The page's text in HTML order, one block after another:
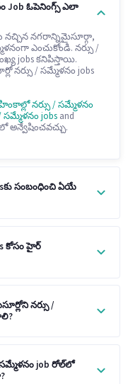
Job ఓపెనింగ్స్ ఎలా
నచ్చిన నగరాన్నిమైసూర్గా,
ఎంచుకోండి. నర్సు /
jobs కనిపిస్తాయి.
నర్సు / సమ్మేళనం jobs
నర్సు / సమ్మేళనం
సమ్మేళనం jobs and
అన్వేషించవచ్చు.
సంబంధించి ఏయే
కోసం హైర్
నర్సు /
job రోల్‌లో